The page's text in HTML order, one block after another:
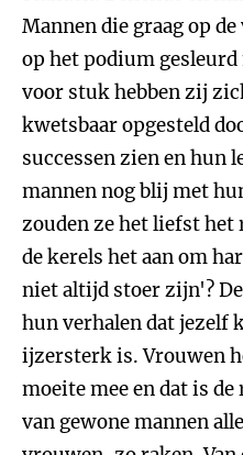
Mannen die graag op
op het podium
voor stuk hebben zij
kwetsbaar opgesteld
successen zien en hun
mannen nog blij met
zouden ze het liefst het
de kerels het aan om
niet altijd stoer zijn'?
hun verhalen dat jezelf
ijzersterk is. Vrouwen
moeite mee en dat is de
van gewone mannen